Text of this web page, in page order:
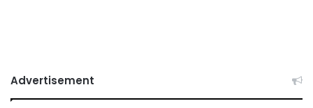
Advertisement